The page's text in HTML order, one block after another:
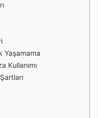
Yaşamama
Kullanımı